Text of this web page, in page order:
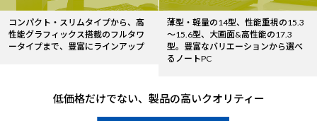
コンパクト・スリムタイプから、高
性能グラフィックス搭載のフルタワ
ータイプまで、豊富にラインアップ
薄型・軽量の14型、性能重視の15.3
～15.6型、大画面&高性能の17.3
型。豊富なバリエーションから選べ
るノートPC
低価格だけでない、製品の高いクオリティー